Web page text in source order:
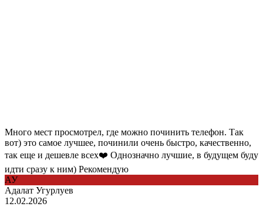
Много мест просмотрел, где можно починить телефон. Так
вот) это самое лучшее, починили очень быстро, качественно,
так еще и дешевле всех❤️ Однозначно лучшие, в будущем буду
идти сразу к ним) Рекомендую
АУ
Адалат Угурлуев
12.02.2026